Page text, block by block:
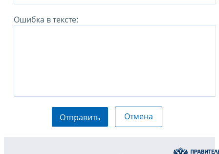
Ошибка в тексте:
Отправить Отмена